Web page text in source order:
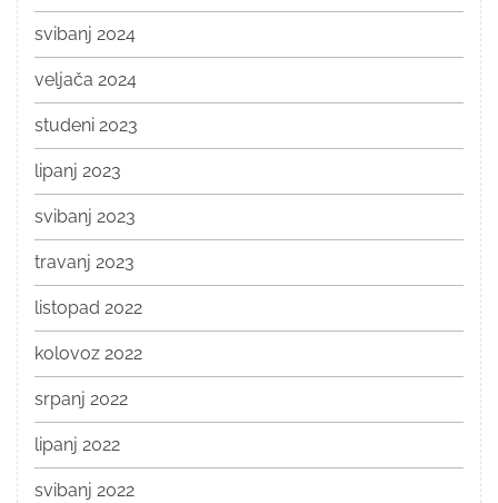
svibanj 2024
veljača 2024
studeni 2023
lipanj 2023
svibanj 2023
travanj 2023
listopad 2022
kolovoz 2022
srpanj 2022
lipanj 2022
svibanj 2022